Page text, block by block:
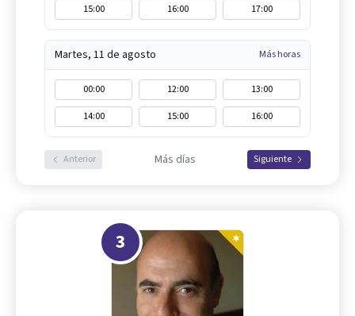
15:00
16:00 17:00
Martes, 11 de agosto Más horas
00:00 12:00
13:00
14:00
15:00 16:00
Anterior Más días Siguiente
3